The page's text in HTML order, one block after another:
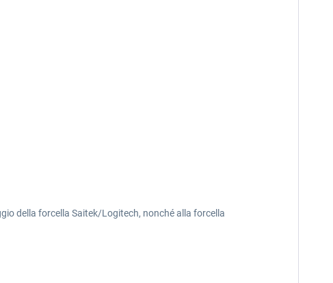
della forcella Saitek/Logitech, nonché alla forcella